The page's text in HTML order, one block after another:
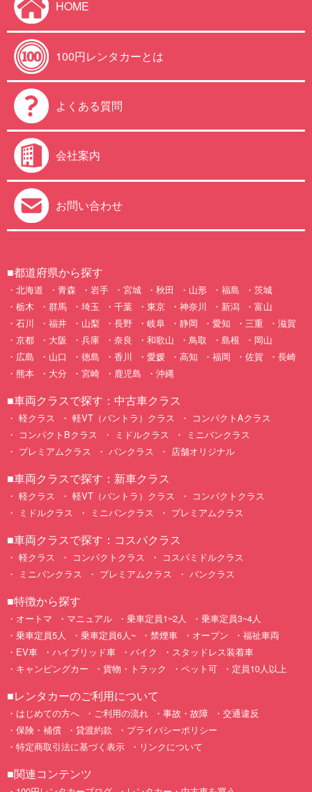
HOME
100円レンタカーとは
よくある質問
会社案内
お問い合わせ
■都道府県から探す
北海道 青森 岩手 宮城 秋田 山形 福島
茨城
栃木
群馬 埼玉 千葉 東京 神奈川 新潟
富山
石川
福井 山梨 長野 岐阜 静岡 愛知 三重
滋賀
京都
大阪 兵庫 奈良 和歌山 鳥取 島根
岡山
広島
山口 徳島 香川 愛媛 高知 福岡 佐賀
長崎
熊本
大分 宮崎 鹿児島 沖縄
■車両クラスで探す：中古車クラス
軽クラス 軽VT（バントラ）クラス
コンパクトAクラス
コンパクトBクラス
ミドルクラス
ミニバンクラス
プレミアムクラス
バンクラス 店舗オリジナル
■車両クラスで探す：新車クラス
軽クラス 軽VT（バントラ）クラス
コンパクトクラス
ミドルクラス
ミニバンクラス プレミアムクラス
■車両クラスで探す：コスパクラス
軽クラス コンパクトクラス
コスパミドルクラス
ミニバンクラス
プレミアムクラス バンクラス
■特徴から探す
オートマ マニュアル 乗車定員1~2人
乗車定員3~4人
乗車定員5人
乗車定員6人~ 禁煙車 オープン
福祉車両
EV車
ハイブリッド車 バイク
スタッドレス装着車
キャンピングカー
貨物・トラック ペット可 定員10人以上
■レンタカーのご利用について
はじめての方へ ご利用の流れ 事故・故障
交通違反
保険・補償
貸渡約款
プライバシーポリシー
特定商取引法に基づく表示
リンクについて
■関連コンテンツ